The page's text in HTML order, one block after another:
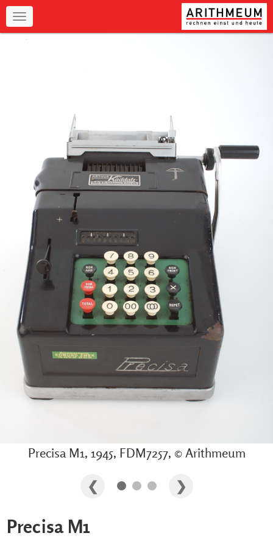
Navigation
Precisa M1, 1945, FDM7257, © Arithmeum
Precisa M1